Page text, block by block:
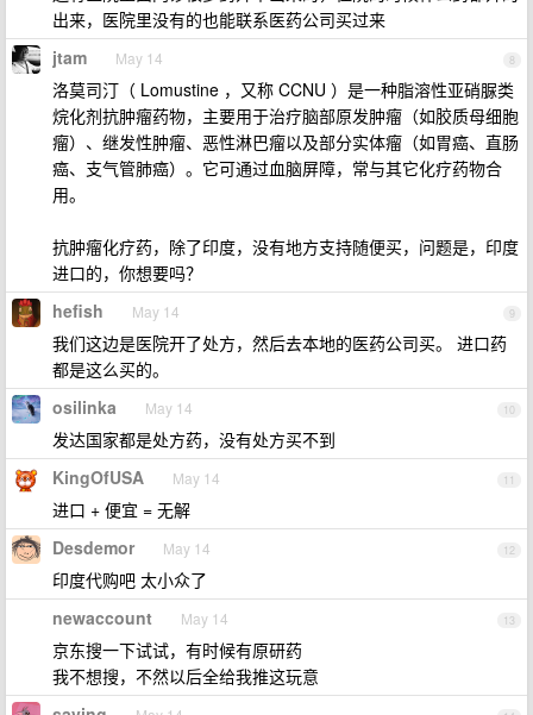
出来，医院里没有的也能联系医药公司买过来
8
jtam May 14
洛莫司汀（ Lomustine ，又称 CCNU ）是一种脂溶性亚硝脲类
烷化剂抗肿瘤药物，主要用于治疗脑部原发肿瘤（如胶质母细胞
瘤）、继发性肿瘤、恶性淋巴瘤以及部分实体瘤（如胃癌、直肠
癌、支气管肺癌）。它可通过血脑屏障，常与其它化疗药物合
用。
抗肿瘤化疗药，除了印度，没有地方支持随便买，问题是，印度
进口的，你想要吗？
9
hefish May 14
我们这边是医院开了处方，然后去本地的医药公司买。 进口药
都是这么买的。
10
osilinka May 14
发达国家都是处方药，没有处方买不到
11
KingOfUSA May 14
进口 + 便宜 = 无解
12
Desdemor May 14
印度代购吧 太小众了
13
newaccount May 14
京东搜一下试试，有时候有原研药
我不想搜，不然以后全给我推这玩意